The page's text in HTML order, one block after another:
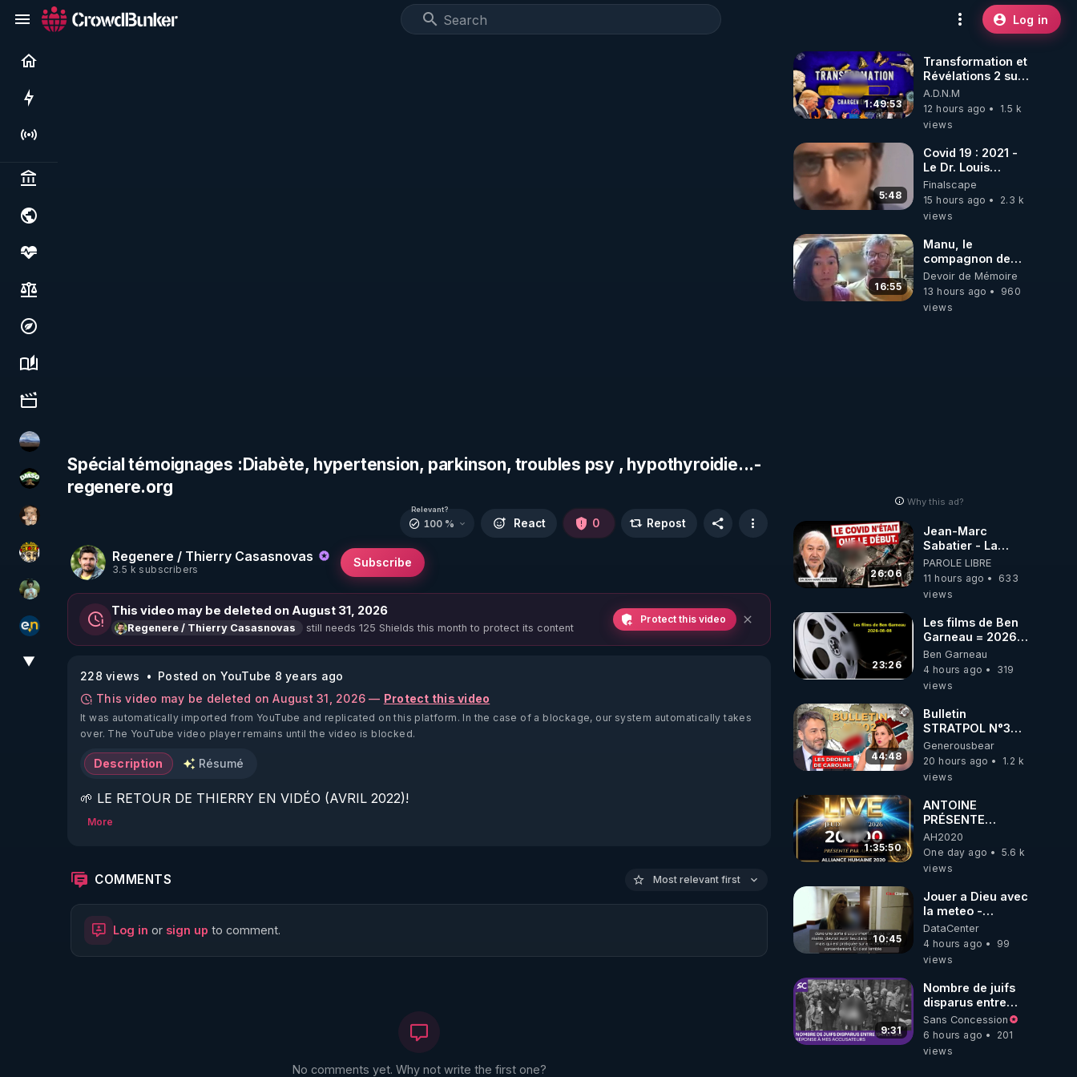
Log in
Live
Politics & institutions
Society, justice & freedoms
Economy, environment & technology
Science, history & spirituality
Culture, media & entertainment
michel lanceur alerte
DMSO pour TOUS
DataCenter
Textes Sacrés & Maîtres Spirituels
Sonmi-877
essentiel.news
▼
Spécial témoignages :Diabète, hypertension, parkinson, troubles psy , hypothyroidie...-
regenere.org
Regenere / Thierry Casasnovas
3.5 k subscribers
Subscribe
Relevant?
100 % React 0 Repost
This video may be deleted on August 31, 2026
Regenere / Thierry Casasnovas still needs 125 Shields this month to protect its content
Protect this video
228 views
Posted on YouTube 8 years ago
This video may be deleted on August 31, 2026 — Protect this video
It was automatically imported from YouTube and replicated on this platform. In the case of a blockage, our system automatically takes
over. The YouTube video player remains until the video is blocked.
Description Résumé
🌱 LE RETOUR DE THIERRY EN VIDÉO (AVRIL 2022)!
🌱 LE MAGAZINE RÉGÉNÈRE
http://rgnr.li/ymag
More
COMMENTS Most relevant first
Log in or sign up to comment.
No comments yet. Why not write the first one?
1:49:53
Transformation et
Révélations 2 sur
2 - live du
07/08/26
A.D.N.M
12 hours ago
1.5 k
views
5:48
Covid 19 : 2021 -
Le Dr. Louis
Fouché renverse
le plateau de
CNews !
Finalscape
15 hours ago
2.3 k
views
16:55
Manu, le
compagnon de
Kyria, raconte sa
garde à vue
musclée.
Devoir de Mémoire
13 hours ago
960
views
Why this ad?
26:06
Jean-Marc
Sabatier - La
Covid-19 n'a été
que le début -
L'ARNm &
où auront-t-il ?
PAROLE LIBRE
11 hours ago
633
views
23:26
Les films de Ben
Garneau = 2026-
08-08
Ben Garneau
4 hours ago
319
views
44:48
Bulletin
STRATPOL N°302.
Armée des
drones, MS-21 en
série, missiles
07.08.2026.
Generousbear
20 hours ago
1.2 k
views
1:35:50
ANTOINE
PRÉSENTE
AH2020 LE LIVE
20H ***DU
06/08/2026***
AH2020
One day ago
5.6 k
views
10:45
Jouer a Dieu avec
la meteo -
Citoicitoyen
DataCenter
4 hours ago
99
views
9:31
Nombre de juifs
disparus entre
1941 et 1945
(Réponse à mes
accusateurs)
Sans Concession
6 hours ago
201
views